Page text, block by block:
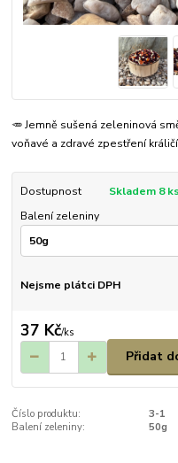
🥕 Jemně sušená zeleninová
voňavé a zdravé zpestření
Dostupnost
Skladem 8 ks
Balení zeleniny
Nejsme plátci DPH
37 Kč/ks
Přidat
Číslo produktu:
3-1
Balení zeleniny:
50g